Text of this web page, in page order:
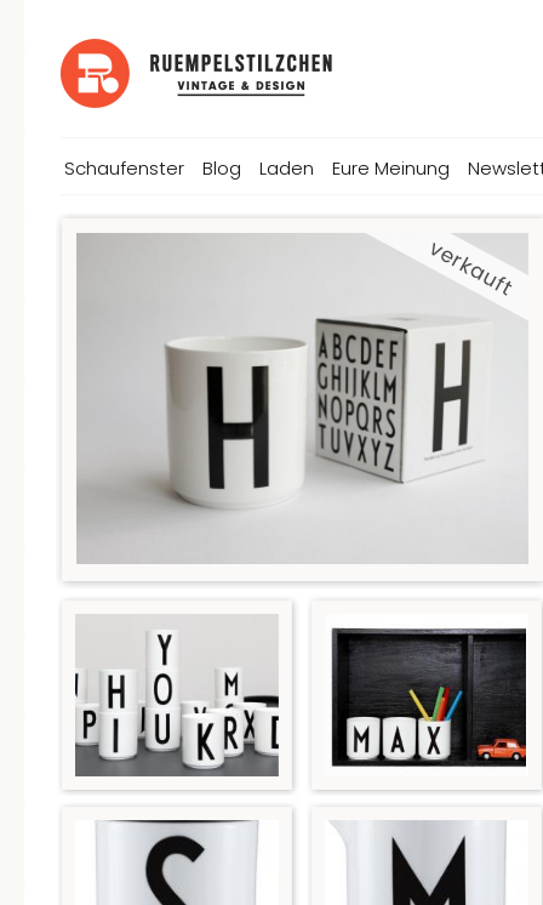
Schaufenster Blog Laden Eure Meinung